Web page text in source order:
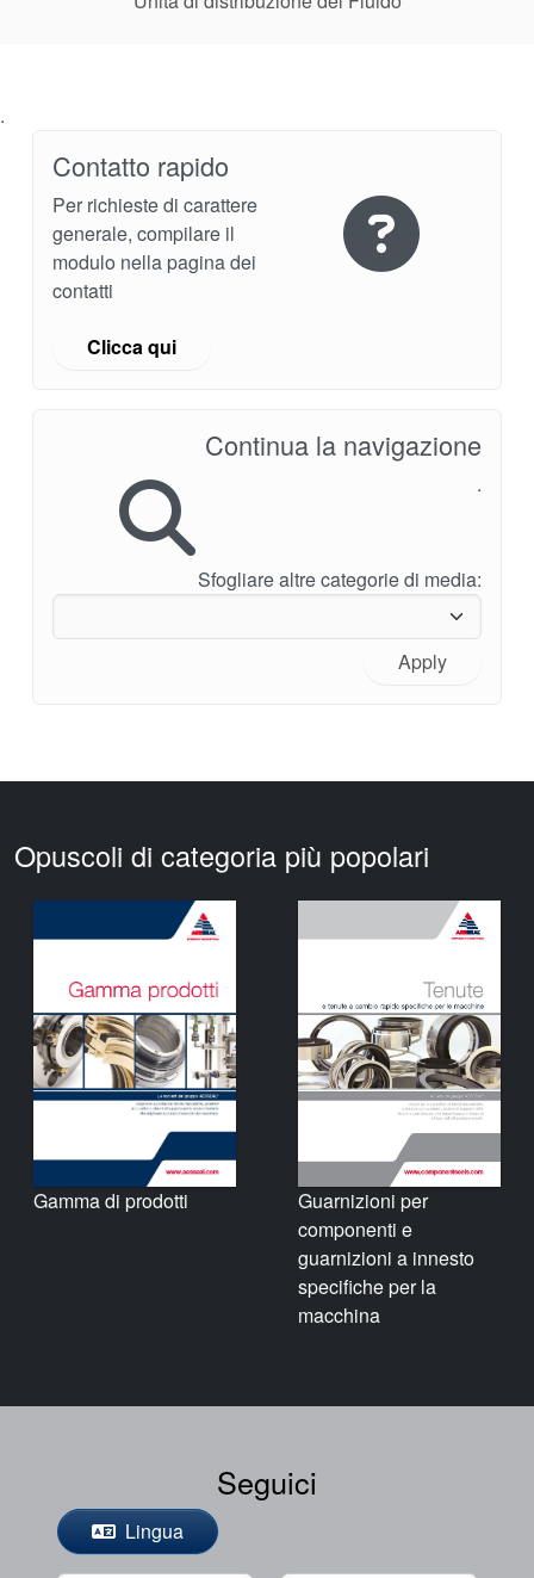
.
Contatto rapido
Per richieste di carattere
generale, compilare il
modulo nella pagina dei
contatti
Clicca qui
Continua la navigazione
.
Sfogliare altre categorie di media:
Apply
Opuscoli di categoria più popolari
Gamma di prodotti
Guarnizioni per
componenti e
guarnizioni a innesto
specifiche per la
macchina
Seguici
Lingua